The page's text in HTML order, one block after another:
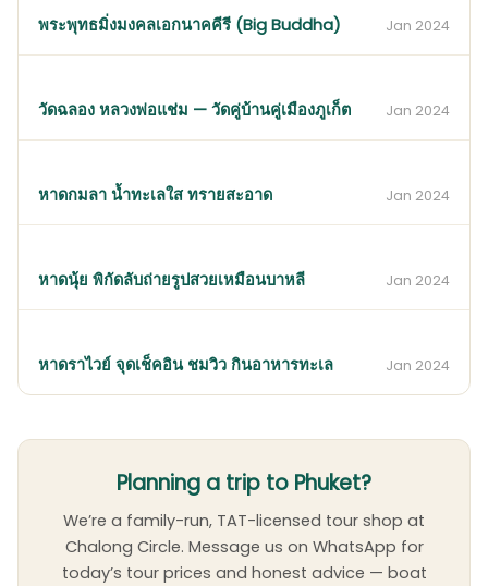
พระพุทธมิ่งมงคลเอกนาคคีรี (Big Buddha) Jan 2024
วัดฉลอง หลวงพ่อแช่ม — วัดคู่บ้านคู่เมืองภูเก็ต Jan 2024
หาดกมลา น้ำทะเลใส ทรายสะอาด Jan 2024
หาดนุ้ย พิกัดลับถ่ายรูปสวยเหมือนบาหลี Jan 2024
หาดราไวย์ จุดเช็คอิน ชมวิว กินอาหารทะเล Jan 2024
Planning a trip to Phuket?
We’re a family-run, TAT-licensed tour shop at
Chalong Circle. Message us on WhatsApp for
today’s tour prices and honest advice — boat